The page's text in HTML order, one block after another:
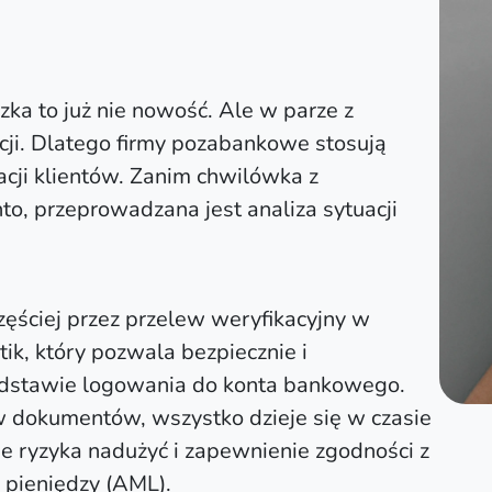
to już nie nowość. Ale w parze z
Dlatego firmy pozabankowe stosują
klientów. Zanim chwilówka z
przeprowadzana jest analiza sytuacji
przez przelew weryfikacyjny w
który pozwala bezpiecznie i
logowania do konta bankowego.
dokumentów, wszystko dzieje się w czasie
ryzyka nadużyć i zapewnienie zgodności z
(AML).